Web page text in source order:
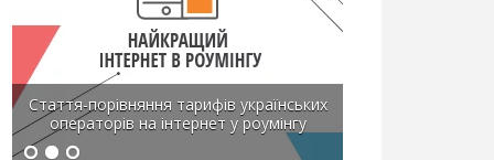
Стаття-порівняння тарифів українських
операторів на інтернет у роумінгу